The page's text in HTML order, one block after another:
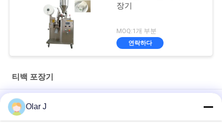
장기
MOQ:1개 부분
연락하다
티백 포장기
허브 차를 위해 기계 SUS304를 싸는 멀티헤드 가중기 나일론 48
밀리미터 차봉지
Olar J